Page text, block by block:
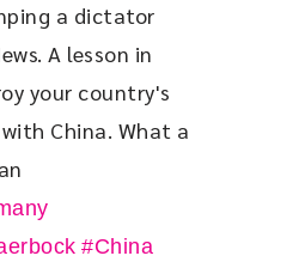
a dictator
A lesson in
your country's
China. What a
#China